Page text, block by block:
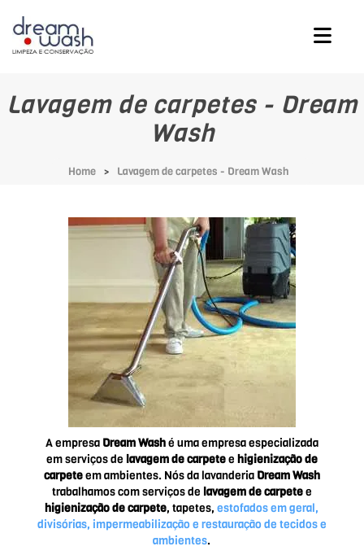
Lavagem de carpetes - Dream
Wash
Home Lavagem de carpetes - Dream Wash
A empresa Dream Washé uma empresa especializada
em serviços de lavagem de carpetee higienização de
carpeteem ambientes. Nós da lavanderia Dream Wash
trabalhamos com serviços de lavagem de carpetee
higienização de carpete, tapetes,estofados em geral,
divisórias, impermeabilização e restauração de tecidos e
ambientes.